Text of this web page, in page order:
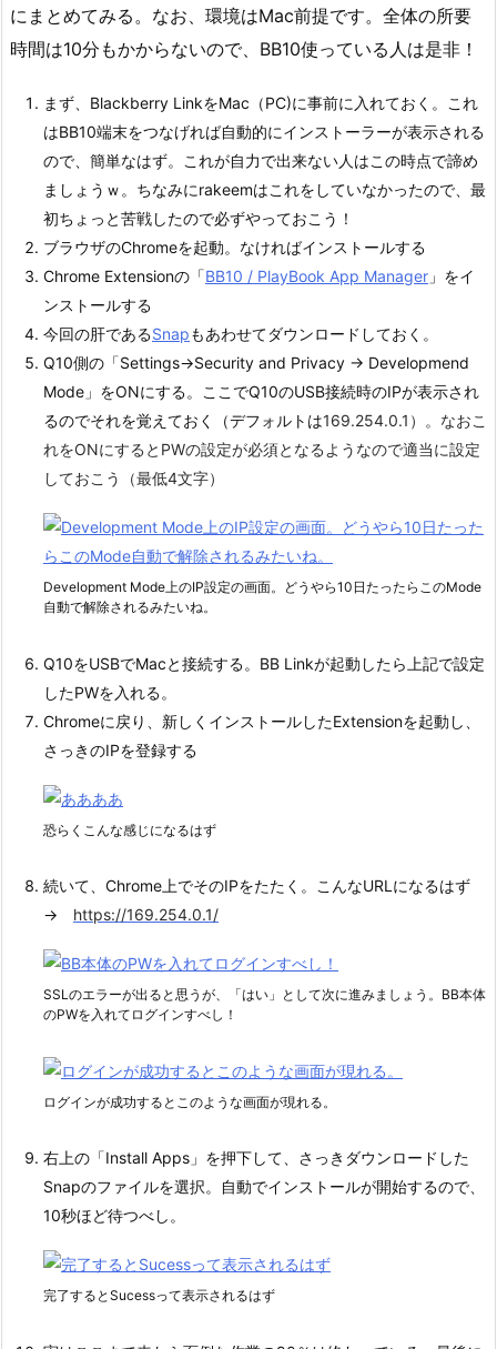
にまとめてみる。なお、環境はMac前提です。全体の所要
時間は10分もかからないので、BB10使っている人は是非！
まず、Blackberry LinkをMac（PC)に事前に入れておく。これ
はBB10端末をつなげれば自動的にインストーラーが表示される
ので、簡単なはず。これが自力で出来ない人はこの時点で諦め
ましょうｗ。ちなみにrakeemはこれをしていなかったので、最
初ちょっと苦戦したので必ずやっておこう！
ブラウザのChromeを起動。なければインストールする
Chrome Extensionの「BB10 / PlayBook App Manager 」をイ
ンストールする
今回の肝であるSnapもあわせてダウンロードしておく。
Q10側の「Settings->Security and Privacy -> Developmend
Mode」をONにする。ここでQ10のUSB接続時のIPが表示され
るのでそれを覚えておく（デフォルトは169.254.0.1）。なおこ
れをONにするとPWの設定が必須となるようなので適当に設定
しておこう（最低4文字）
Development Mode上のIP設定の画面。どうやら10日たったらこのMode
自動で解除されるみたいね。
Q10をUSBでMacと接続する。BB Linkが起動したら上記で設定
したPWを入れる。
Chromeに戻り、新しくインストールしたExtensionを起動し、
さっきのIPを登録する
恐らくこんな感じになるはず
続いて、Chrome上でそのIPをたたく。こんなURLになるはず
→ https://169.254.0.1/
SSLのエラーが出ると思うが、「はい」として次に進みましょう。BB本体
のPWを入れてログインすべし！
ログインが成功するとこのような画面が現れる。
右上の「Install Apps」を押下して、さっきダウンロードした
Snapのファイルを選択。自動でインストールが開始するので、
10秒ほど待つべし。
完了するとSucessって表示されるはず